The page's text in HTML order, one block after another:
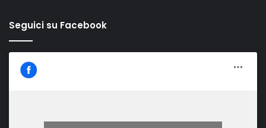
Seguici su Facebook